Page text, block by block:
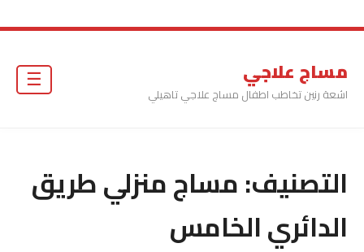
مساج علاجي
اشعة رنين تخاطب اطفال مساج علاجي تاهيلي
التصنيف:مساج منزلي طريق
الدائري الخامس